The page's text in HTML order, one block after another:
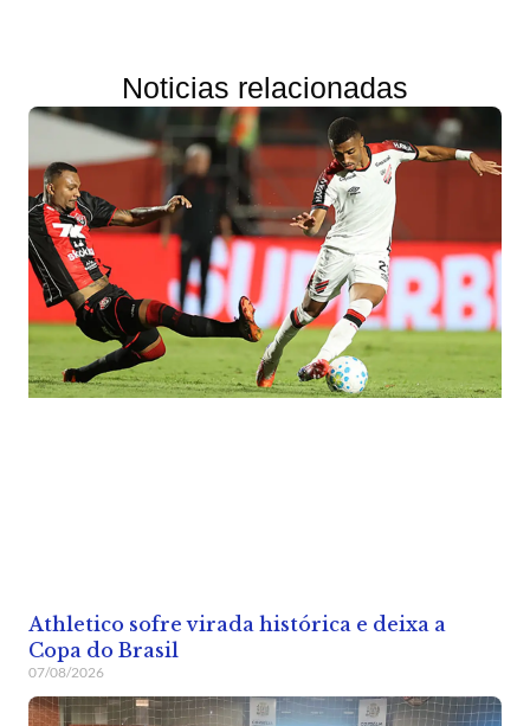
Noticias relacionadas
Athletico sofre virada histórica e deixa a
Copa do Brasil
07/08/2026